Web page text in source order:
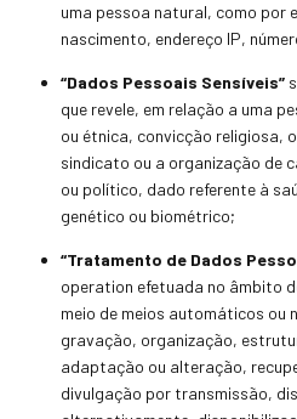
uma pessoa natural, como por
nascimento, endereço IP,
“Dados Pessoais Sensíveis”
que revele, em relação a uma
ou étnica, convicção religiosa,
sindicato ou a organização de
ou político, dado referente à
genético ou biométrico;
“Tratamento de Dados
operation efetuada no âmbito
meio de meios automáticos ou
gravação, organização,
adaptação ou alteração,
divulgação por transmissão,